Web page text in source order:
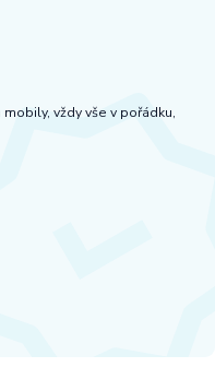
vždy vše v pořádku,